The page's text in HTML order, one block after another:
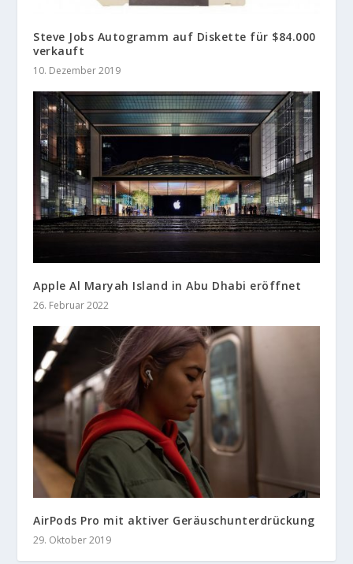
Steve Jobs Autogramm auf Diskette für $84.000
verkauft
10. Dezember 2019
Apple Al Maryah Island in Abu Dhabi eröffnet
26. Februar 2022
AirPods Pro mit aktiver Geräuschunterdrückung
29. Oktober 2019